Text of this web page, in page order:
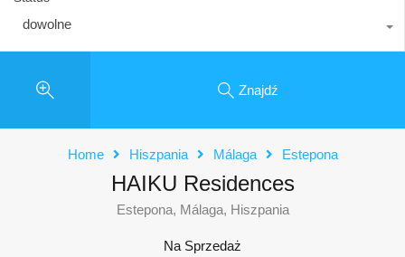
dowolne
Znajdź
Home Hiszpania Málaga Estepona
HAIKU Residences
Estepona, Málaga, Hiszpania
Na Sprzedaż